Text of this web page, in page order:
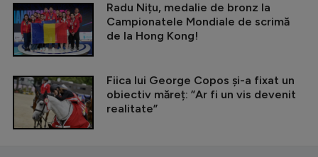
Radu Nițu, medalie de bronz la
Campionatele Mondiale de scrimă
de la Hong Kong!
Fiica lui George Copos și-a fixat un
obiectiv măreț: ”Ar fi un vis devenit
realitate”